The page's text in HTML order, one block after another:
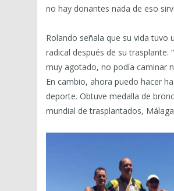
no hay donantes nada de eso
Rolando señala que su vida tuvo
radical después de su trasplante.
muy agotado, no podía caminar
En cambio, ahora puedo hacer
deporte. Obtuve medalla de
mundial de trasplantados, Málaga